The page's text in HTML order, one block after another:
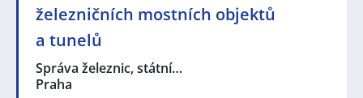
železničních mostních objektů
a tunelů
Správa železnic, státní…
Praha